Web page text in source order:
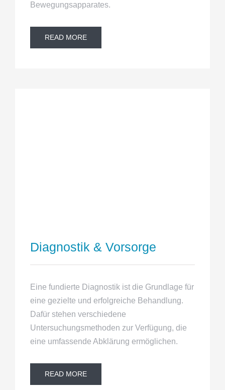
Bewegungsapparates.
READ MORE
Diagnostik & Vorsorge
Eine fundierte Diagnostik ist die Grundlage für
eine gezielte und erfolgreiche Behandlung.
Dafür stehen verschiedene
Untersuchungsmethoden zur Verfügung, die
eine umfassende Abklärung ermöglichen.
READ MORE